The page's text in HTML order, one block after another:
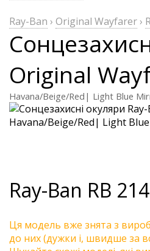
Ray-Ban › Original Wayfarer›
Original
Havana/Beige/Red| Light Blue
Ray-Ban RB
Ця модель вже знята з
до них (дужки і, швидше за